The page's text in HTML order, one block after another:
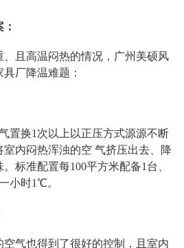
且高温闷热的情况，广州美硕风
厂降温难题：
置换1次以上以正压方式源源不断
内闷热浑浊的空 气挤压出去、降
标准配置每100平方米配备1台、
小时1℃。
气也得到了很好的控制，且室内